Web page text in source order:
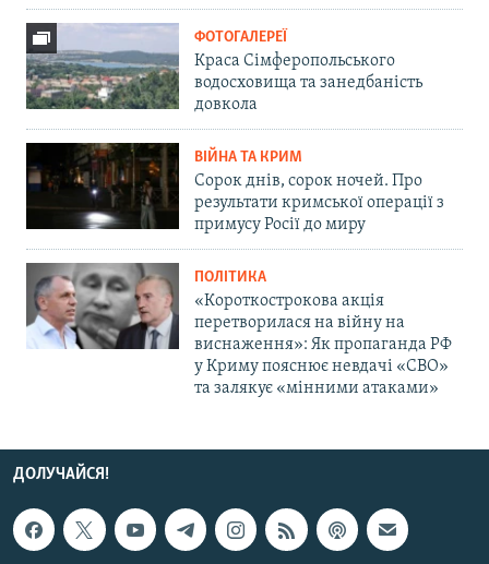
ФОТОГАЛЕРЕЇ
Краса Сімферопольського
водосховища та занедбаність
довкола
ВІЙНА ТА КРИМ
Сорок днів, сорок ночей. Про
результати кримської операції з
примусу Росії до миру
ПОЛІТИКА
«Короткострокова акція
перетворилася на війну на
виснаження»: Як пропаганда РФ
у Криму пояснює невдачі «СВО»
та залякує «мінними атаками»
ДОЛУЧАЙСЯ!